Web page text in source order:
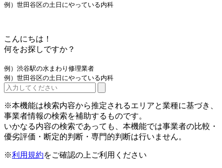
例）世田谷区の土日にやっている内科
こんにちは！
何をお探しですか？
例）渋谷駅の水まわり修理業者
例）世田谷区の土日にやっている内科
※本機能は検索内容から推定されるエリアと業種に基づき、
事業者情報の検索を補助するものです。
いかなる内容の検索であっても、本機能では事業者の比較・
優劣評価・断定的判断・専門的判断は行いません。
※利用規約をご確認の上ご利用ください